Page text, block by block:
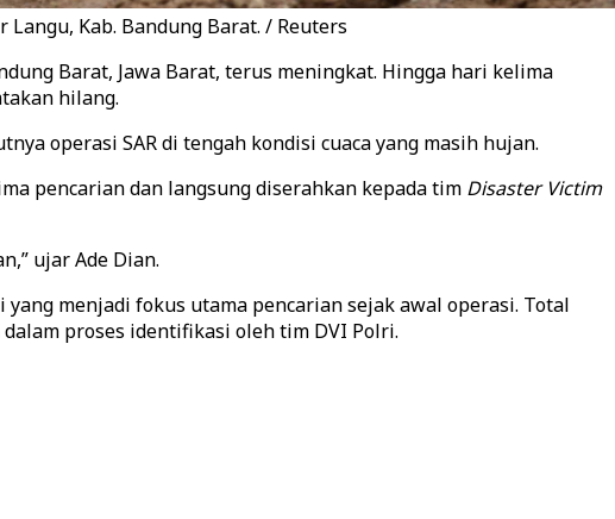
Kab. Bandung Barat. / Reuters
Barat, Jawa Barat, terus meningkat. Hingga hari kelima
hilang.
operasi SAR di tengah kondisi cuaca yang masih hujan.
pencarian dan langsung diserahkan kepada tim Disaster Victim
ujar Ade Dian.
menjadi fokus utama pencarian sejak awal operasi. Total
proses identifikasi oleh tim DVI Polri.